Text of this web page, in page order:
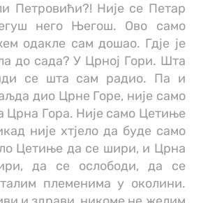
Петровићи?! Није се Петар
него Његош. Ово само
одакле сам дошао. Гдје је
до сада? У Црној Гори. Шта
се шта сам радио. Па и
дио Црне Горе, није само
Црна Гора. Није само Цетиње
није хтјело да буде само
Цетиње да се шири, и Црна
да се ослободи, да се
племенима у околини.